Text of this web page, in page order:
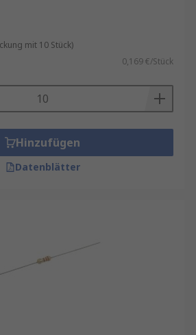
mit 10 Stück)
0,169 €/Stück
Hinzufügen
Datenblätter